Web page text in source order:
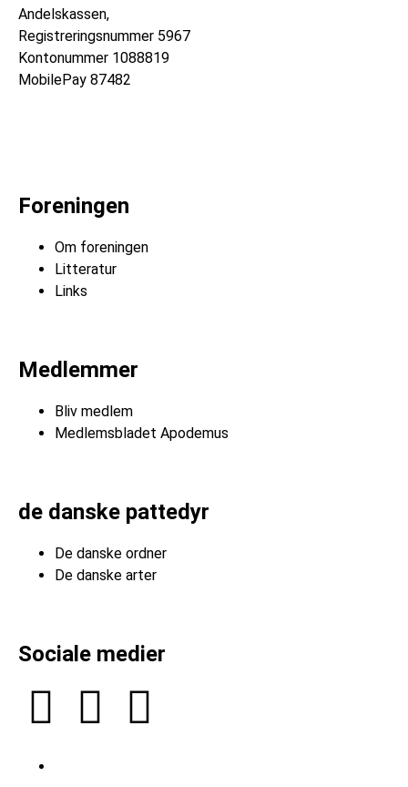
Andelskassen,
Registreringsnummer 5967
Kontonummer 1088819
MobilePay 87482
Foreningen
Om foreningen
Litteratur
Links
Medlemmer
Bliv medlem
Medlemsbladet Apodemus
de danske pattedyr
De danske ordner
De danske arter
Sociale medier